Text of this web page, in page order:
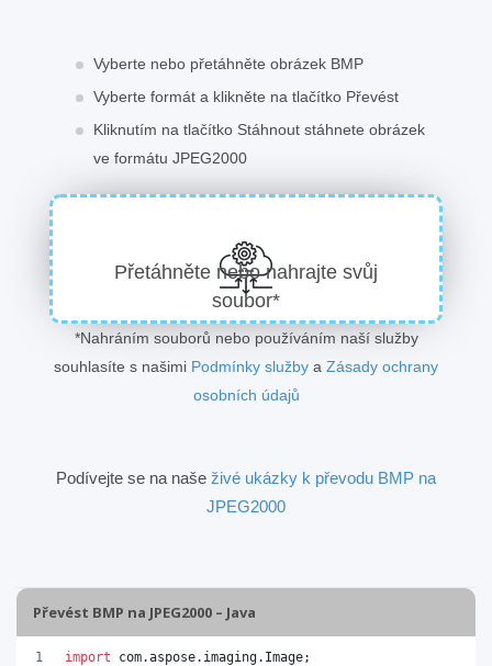
Vyberte nebo přetáhněte obrázek BMP
Vyberte formát a klikněte na tlačítko Převést
Kliknutím na tlačítko Stáhnout stáhnete obrázek
ve formátu JPEG2000
Přetáhněte nebo nahrajte svůj
soubor*
*Nahráním souborů nebo používáním naší služby
souhlasíte s našimi Podmínky služby a Zásady ochrany
osobních údajů
Podívejte se na naše živé ukázky k převodu BMP na
JPEG2000
Převést BMP na JPEG2000 – Java
import com.aspose. imaging. Image;